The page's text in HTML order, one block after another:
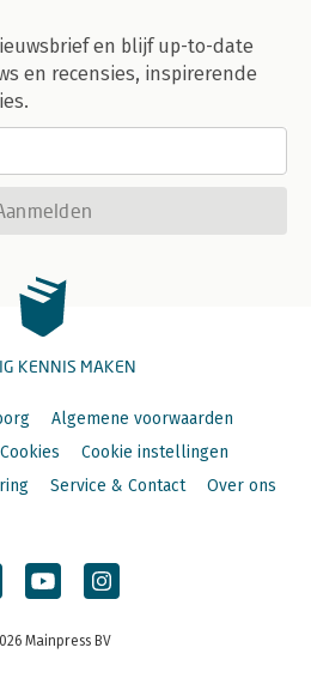
en blijf up-to-date
en recensies, inspirerende
KENNIS MAKEN
Algemene voorwaarden
Cookies
Cookie instellingen
Service & Contact Over ons
Mainpress BV